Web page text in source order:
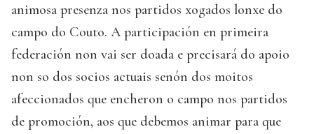
animosa presenza nos partidos xogados lonxe do
campo do Couto. A participación en primeira
federación non vai ser doada e precisará do apoio
non so dos socios actuais senón dos moitos
afeccionados que encheron o campo nos partidos
de promoción, aos que debemos animar para que